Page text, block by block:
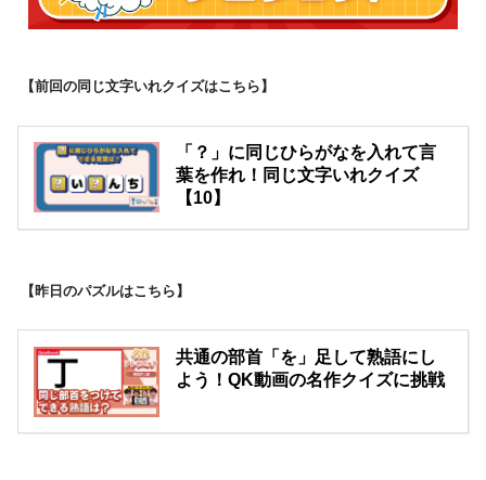
【前回の同じ文字いれクイズはこちら】
「？」に同じひらがなを入れて言
葉を作れ！同じ文字いれクイズ
【10】
【昨日のパズルはこちら】
共通の部首「を」足して熟語にし
よう！QK動画の名作クイズに挑戦